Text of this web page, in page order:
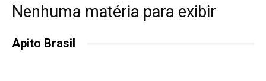
Nenhuma matéria para exibir
Apito Brasil